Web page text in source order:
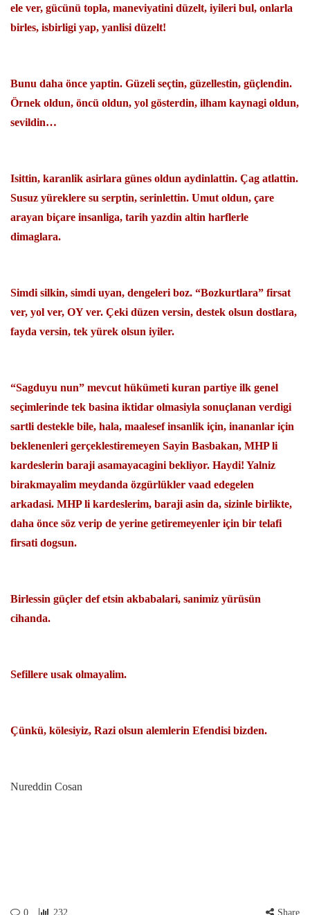
ele ver, gücünü topla, maneviyatini düzelt, iyileri bul, onlarla
birles, isbirligi yap, yanlisi düzelt!
Bunu daha önce yaptin. Güzeli seçtin, güzellestin, güçlendin.
Örnek oldun, öncü oldun, yol gösterdin, ilham kaynagi oldun,
sevildin…
Isittin, karanlik asirlara günes oldun aydinlattin. Çag atlattin.
Susuz yüreklere su serptin, serinlettin. Umut oldun, çare
arayan biçare insanliga, tarih yazdin altin harflerle
dimaglara.
Simdi silkin, simdi uyan, dengeleri boz. “Bozkurtlara” firsat
ver, yol ver, OY ver. Çeki düzen versin, destek olsun dostlara,
fayda versin, tek yürek olsun iyiler.
“Sagduyu nun” mevcut hükümeti kuran partiye ilk genel
seçimlerinde tek basina iktidar olmasiyla sonuçlanan verdigi
sartli destekle bile, hala, maalesef insanlik için, inananlar için
beklenenleri gerçeklestiremeyen Sayin Basbakan, MHP li
kardeslerin baraji asamayacagini bekliyor. Haydi! Yalniz
birakmayalim meydanda özgürlükler vaad edegelen
arkadasi. MHP li kardeslerim, baraji asin da, sizinle birlikte,
daha önce söz verip de yerine getiremeyenler için bir telafi
firsati dogsun.
Birlessin güçler def etsin akbabalari, sanimiz yürüsün
cihanda.
Sefillere usak olmayalim.
Çünkü, kölesiyiz, Razi olsun alemlerin Efendisi bizden.
Nureddin Cosan
0 232 Share